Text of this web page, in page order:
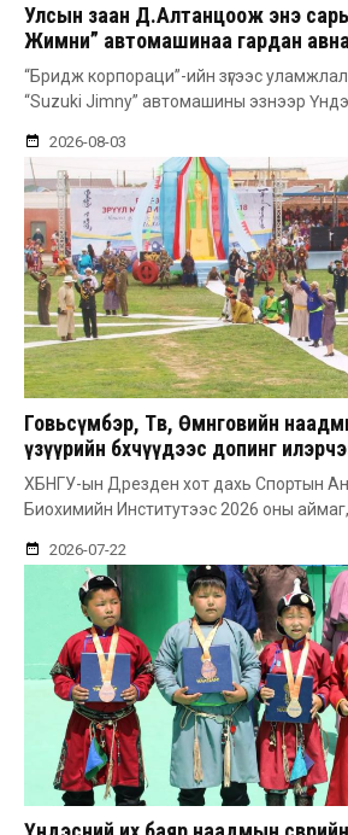
Улсын заан Д.Алтанцоож энэ
Жимни” автомашинаа гардан авна
“Бридж корпораци”-ийн зүгээс
“Suzuki Jimny” автомашины эзнээр
2026-08-03
Говьсүмбэр, Төв, Өмнөговийн
үзүүрийн бөхчүүдээс допинг
ХБНГУ-ын Дрезден хот дахь Спортын
Биохимийн Институтээс 2026 оны аймаг,
2026-07-22